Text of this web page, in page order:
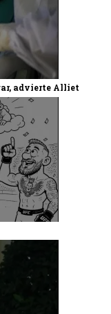
advierte Alliet